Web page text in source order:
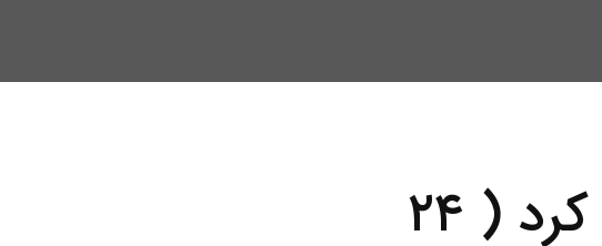
قیمت طلا با سر سقوط کرد ( ۲۴